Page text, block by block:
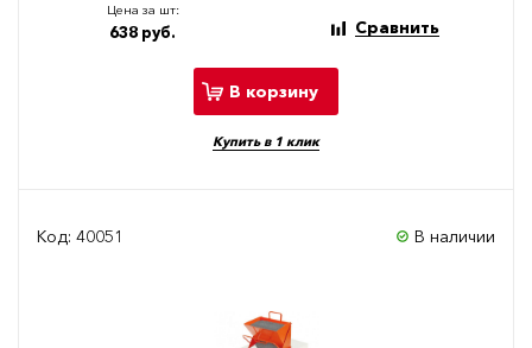
Цена за шт:
638 руб. Сравнить
В корзину
Купить в 1 клик
Код: 40051 В наличии